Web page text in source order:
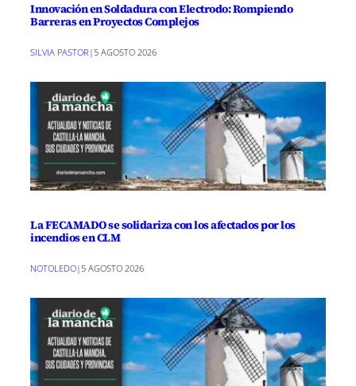
Innovación en Soldadura con Electrodo: Rompiendo
Barreras en Proyectos Complejos
SILVIA PASTOR | 5 AGOSTO 2026
La FECAMADO se solidariza con los afectados por los
incendios en CLM
NOTOLEDO|5 AGOSTO 2026